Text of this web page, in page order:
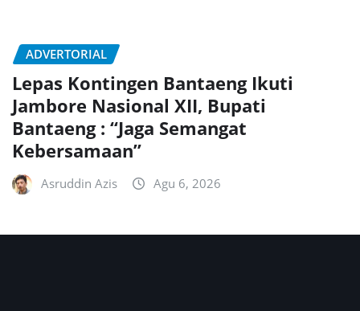
ADVERTORIAL
Lepas Kontingen Bantaeng Ikuti
Jambore Nasional XII, Bupati
Bantaeng : “Jaga Semangat
Kebersamaan”
Asruddin Azis Agu 6, 2026